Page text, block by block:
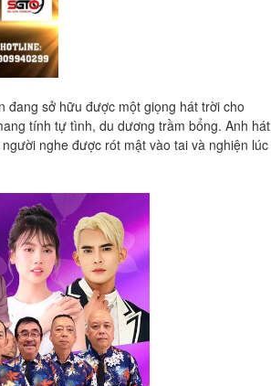
đang sở hữu được một giọng hát trời cho
tính tự tình, du dương trầm bổng. Anh hát
nghe được rót mật vào tai và nghiện lúc